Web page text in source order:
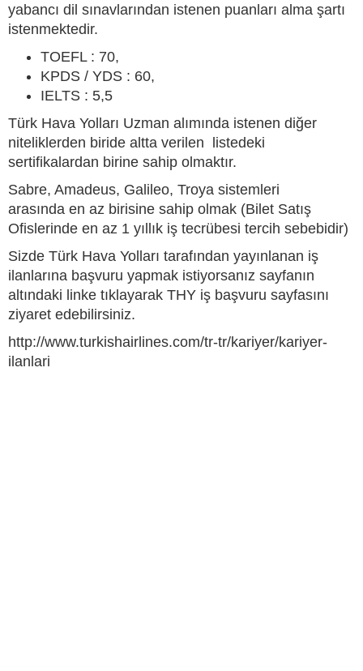
yabancı dil sınavlarından istenen puanları alma şartı
istenmektedir.
TOEFL : 70,
KPDS / YDS : 60,
IELTS : 5,5
Türk Hava Yolları Uzman alımında istenen diğer
niteliklerden biride altta verilen listedeki
sertifikalardan birine sahip olmaktır.
Sabre, Amadeus, Galileo, Troya sistemleri
arasında en az birisine sahip olmak (Bilet Satış
Ofislerinde en az 1 yıllık iş tecrübesi tercih sebebidir)
Sizde Türk Hava Yolları tarafından yayınlanan iş
ilanlarına başvuru yapmak istiyorsanız sayfanın
altındaki linke tıklayarak THY iş başvuru sayfasını
ziyaret edebilirsiniz.
http://www.turkishairlines.com/tr-tr/kariyer/kariyer-
ilanlari